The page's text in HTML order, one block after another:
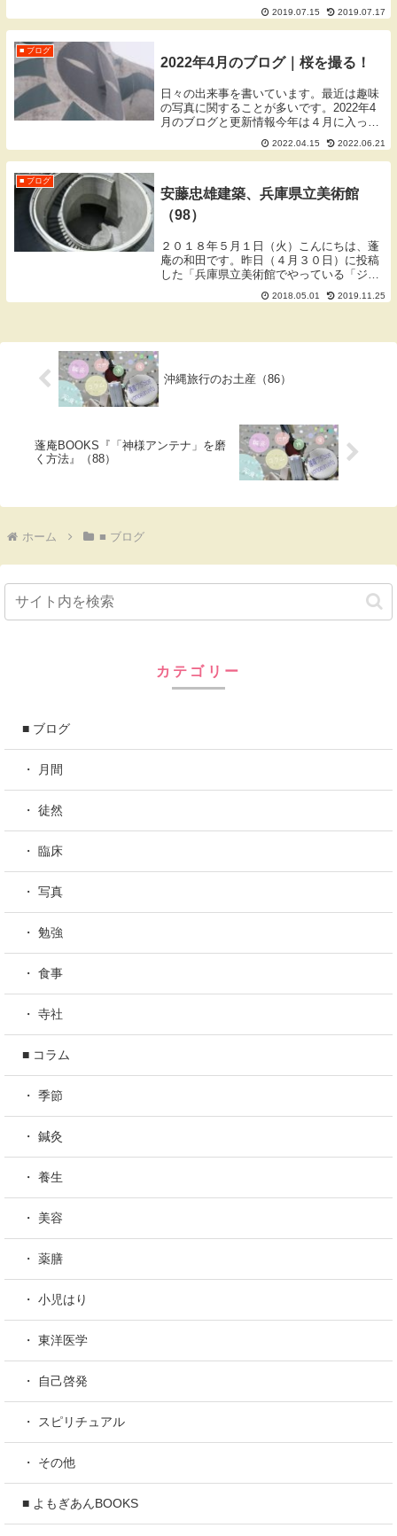
ります蓬庵（よもぎあん）のワダです。ブ
ログをご覧いただきありがとうございま
す。鍼灸フェスタOSAKA2019鍼灸フェス
2019.07.15 2019.07.17
■ ブログ
2022年4月のブログ｜桜を撮る！
日々の出来事を書いています。最近は趣味
の写真に関することが多いです。2022年4
月のブログと更新情報今年は４月に入って
も桜が残っていたので長く楽しむことがで
きました。読んで欲しい真面目な内容には
《＊》、趣味のカメラや写真に関すること
2022.04.15 2022.06.21
■ ブログ
安藤忠雄建築、兵庫県立美術館
（98）
２０１８年５月１日（火）こんにちは、蓬
庵の和田です。昨日（４月３０日）に投稿
した「兵庫県立美術館でやっている「ジブ
リの大博覧会」に行ってきました。」の番
外編です。行った目的のもうひとつは、美
2018.05.01 2019.11.25
沖縄旅行のお土産（86）
蓬庵BOOKS『「神様アンテナ」を磨
く方法』（88）
ホーム ■ ブログ
カテゴリー
■ ブログ
・ 月間
・ 徒然
・ 臨床
・ 写真
・ 勉強
・ 食事
・ 寺社
■ コラム
・ 季節
・ 鍼灸
・ 養生
・ 美容
・ 薬膳
・ 小児はり
・ 東洋医学
・ 自己啓発
・ スピリチュアル
・ その他
■ よもぎあんBOOKS